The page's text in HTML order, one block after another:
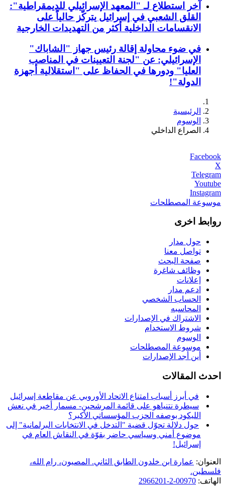
آخر استطلاع لـ "المعهد الإسرائيلي للديمقراطية":
القلق الشعبي في إسرائيل يتركّز حالياً على
الانقسامات الداخلية أكثر من التهديدات الخارجية
في ضوء محاولة إقالة رئيس جهاز "الشاباك"
الإسرائيلي: عن "لجنة التعيينات في المناصب
العليا" ودورها في الحفاظ على "استقلالية أجهزة
الدولة"!
الرئيسية
الوسوم
الصراع الداخلي
Facebook
X
Telegram
Youtube
Instagram
موسوعة المصطلحات
روابط اخرى
حول مدار
تواصل معنا
صفحة البحث
وظائف شاغرة
إعلانات
ادعم مدار
الحساب الشخصي
المحاسبه
الاشتراك في الإصدارات
شروط الاستخدام
الوسوم
موسوعة المصطلحات
أين أجد الإصدارات
احدث المقالات
في أبرز أسباب امتناع الاتحاد الأوروبي عن مقاطعة إسرائيل
سيطرة نتنياهو على قائمة المرشحين- مسمار أخير في نعش
الليكود بوصفه الحزب المؤسساتي الأكبر؟
حول دلالة تحوّل قضية "التدخل في الانتخابات البرلمانية" إلى
موضوع أمني وسياسي حاضر بقوّة في النقاش العام في
إسرائيل!
العنوان: عمارة ابن خلدون الطابق الثاني. المصيون، رام الله،
فلسطين.
الهاتف: 00970-2-2966201